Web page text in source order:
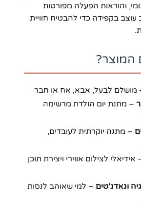
והוראות הפעלה מפורטות
עוצב בקפידה כדי להבטיח חוויית
המוצר?
מושלם לבעל, אבא, אח או חבר
– מתנת יום הולדת מרשימה
– מתנה יוקרתית לעובדים,
אידיאלי לצילום אווירי ויצירת תוכן
וגאדג'טים – למי שאוהב לנסות